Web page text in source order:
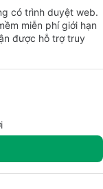
có trình duyệt web.
miễn phí giới hạn
được hỗ trợ truy